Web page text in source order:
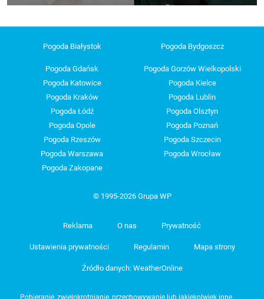
Pogoda Białystok Pogoda Bydgoszcz
Pogoda Gdańsk
Pogoda Gorzów Wielkopolski
Pogoda Katowice
Pogoda Kielce
Pogoda Kraków
Pogoda Lublin
Pogoda Łódź
Pogoda Olsztyn
Pogoda Opole
Pogoda Poznań
Pogoda Rzeszów
Pogoda Szczecin
Pogoda Warszawa
Pogoda Wrocław
Pogoda Zakopane
© 1995-2026 Grupa WP
Reklama O nas Prywatność
Ustawienia prywatności Regulamin Mapa strony
Źródło danych: WeatherOnline
Pobieranie, zwielokrotnianie, przechowywanie lub jakiekolwiek inne